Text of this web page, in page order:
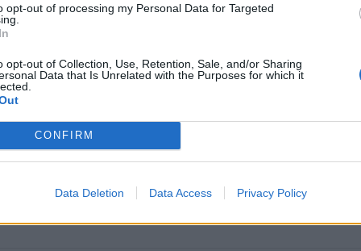
opt-out of processing my Personal Data for Targeted
opt-out of Collection, Use, Retention, Sale, and/or Sharing
Data that Is Unrelated with the Purposes for which it
CONFIRM
Data Deletion Data Access Privacy Policy
pabaigą Ukrainoje
sėkmė, Jaučiams – greiti sprendimai